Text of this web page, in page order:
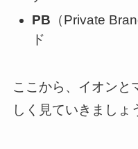
PB （Private
ド
ここから、イオンと
しく見ていきましょ